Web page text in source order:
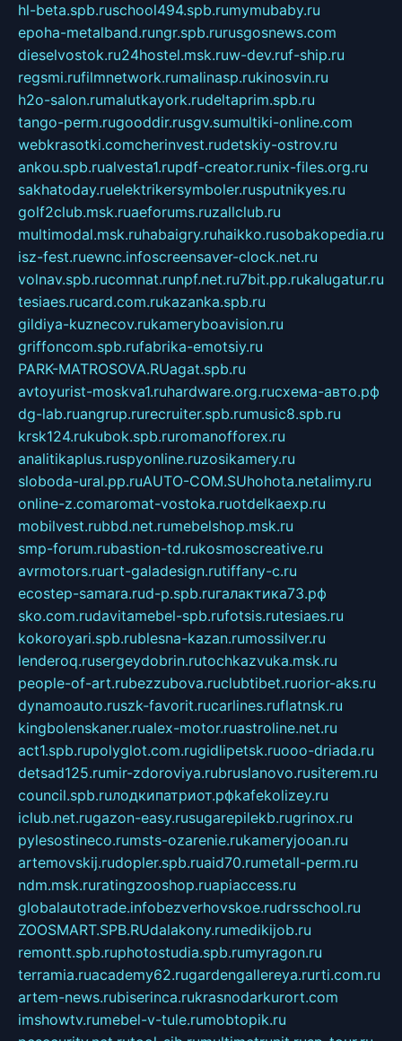
hl-beta.spb.ruschool494.spb.rumymubaby.ru
epoha-metalband.rungr.spb.rurusgosnews.com
dieselvostok.ru24hostel.msk.ruw-dev.ruf-ship.ru
regsmi.rufilmnetwork.rumalinasp.rukinosvin.ru
h2o-salon.rumalutkayork.rudeltaprim.spb.ru
tango-perm.rugooddir.rusgv.sumultiki-online.com
webkrasotki.comcherinvest.rudetskiy-ostrov.ru
ankou.spb.rualvesta1.rupdf-creator.runix-files.org.ru
sakhatoday.ruelektrikersymboler.rusputnikyes.ru
golf2club.msk.ruaeforums.ruzallclub.ru
multimodal.msk.ruhabaigry.ruhaikko.rusobakopedia.ru
isz-fest.ruewnc.infoscreensaver-clock.net.ru
volnav.spb.rucomnat.runpf.net.ru7bit.pp.rukalugatur.ru
tesiaes.rucard.com.rukazanka.spb.ru
gildiya-kuznecov.rukameryboavision.ru
griffoncom.spb.rufabrika-emotsiy.ru
PARK-MATROSOVA.RUagat.spb.ru
avtoyurist-moskva1.ruhardware.org.ruсхема-авто.рф
dg-lab.ruangrup.rurecruiter.spb.rumusic8.spb.ru
krsk124.rukubok.spb.ruromanofforex.ru
analitikaplus.ruspyonline.ruzosikamery.ru
sloboda-ural.pp.ruAUTO-COM.SUhohota.netalimy.ru
online-z.comaromat-vostoka.ruotdelkaexp.ru
mobilvest.rubbd.net.rumebelshop.msk.ru
smp-forum.rubastion-td.rukosmoscreative.ru
avrmotors.ruart-galadesign.rutiffany-c.ru
ecostep-samara.rud-p.spb.ruгалактика73.рф
sko.com.rudavitamebel-spb.rufotsis.rutesiaes.ru
kokoroyari.spb.rublesna-kazan.rumossilver.ru
lenderoq.rusergeydobrin.rutochkazvuka.msk.ru
people-of-art.rubezzubova.ruclubtibet.ruorior-aks.ru
dynamoauto.ruszk-favorit.rucarlines.ruflatnsk.ru
kingbolenskaner.rualex-motor.ruastroline.net.ru
act1.spb.rupolyglot.com.rugidlipetsk.ruooo-driada.ru
detsad125.rumir-zdoroviya.rubruslanovo.rusiterem.ru
council.spb.ruлодкипатриот.рфkafekolizey.ru
iclub.net.rugazon-easy.rusugarepilekb.rugrinox.ru
pylesostineco.rumsts-ozarenie.rukameryjooan.ru
artemovskij.rudopler.spb.ruaid70.rumetall-perm.ru
ndm.msk.ruratingzooshop.ruapiaccess.ru
globalautotrade.infobezverhovskoe.rudrsschool.ru
ZOOSMART.SPB.RUdalakony.rumedikijob.ru
remontt.spb.ruphotostudia.spb.rumyragon.ru
terramia.ruacademy62.rugardengallereya.rurti.com.ru
artem-news.rubiserinca.rukrasnodarkurort.com
imshowtv.rumebel-v-tule.rumobtopik.ru